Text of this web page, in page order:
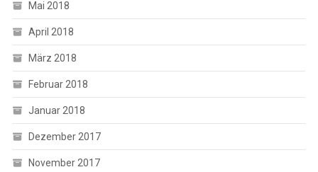
Mai 2018
April 2018
März 2018
Februar 2018
Januar 2018
Dezember 2017
November 2017